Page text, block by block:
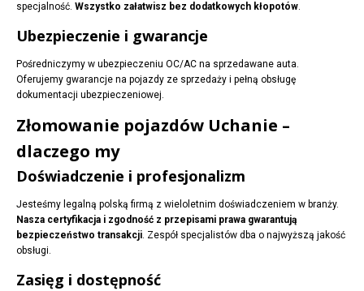
specjalność. Wszystko załatwisz bez dodatkowych kłopotów.
Ubezpieczenie i gwarancje
Pośredniczymy w ubezpieczeniu OC/AC na sprzedawane auta.
Oferujemy gwarancje na pojazdy ze sprzedaży i pełną obsługę
dokumentacji ubezpieczeniowej.
Złomowanie pojazdów Uchanie –
dlaczego my
Doświadczenie i profesjonalizm
Jesteśmy legalną polską firmą z wieloletnim doświadczeniem w branży.
Nasza certyfikacja i zgodność z przepisami prawa gwarantują
bezpieczeństwo transakcji. Zespół specjalistów dba o najwyższą jakość
obsługi.
Zasięg i dostępność